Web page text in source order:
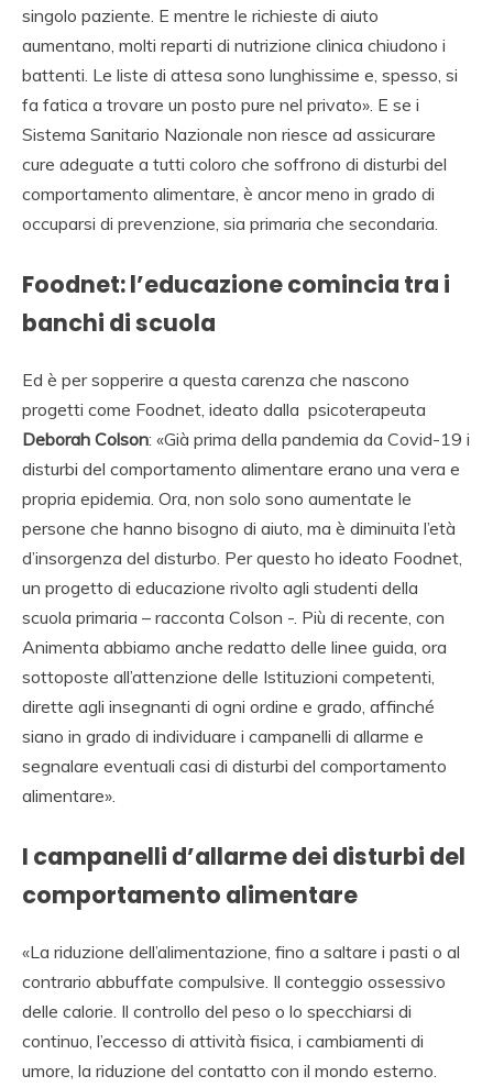
singolo paziente. E mentre le richieste di aiuto
aumentano, molti reparti di nutrizione clinica chiudono i
battenti. Le liste di attesa sono lunghissime e, spesso, si
fa fatica a trovare un posto pure nel privato». E se i
Sistema Sanitario Nazionale non riesce ad assicurare
cure adeguate a tutti coloro che soffrono di disturbi del
comportamento alimentare, è ancor meno in grado di
occuparsi di prevenzione, sia primaria che secondaria.
Foodnet: l’educazione comincia tra i
banchi di scuola
Ed è per sopperire a questa carenza che nascono
progetti come Foodnet, ideato dalla psicoterapeuta
Deborah Colson: «Già prima della pandemia da Covid-19 i
disturbi del comportamento alimentare erano una vera e
propria epidemia. Ora, non solo sono aumentate le
persone che hanno bisogno di aiuto, ma è diminuita l’età
d’insorgenza del disturbo. Per questo ho ideato Foodnet,
un progetto di educazione rivolto agli studenti della
scuola primaria – racconta Colson -. Più di recente, con
Animenta abbiamo anche redatto delle linee guida, ora
sottoposte all’attenzione delle Istituzioni competenti,
dirette agli insegnanti di ogni ordine e grado, affinché
siano in grado di individuare i campanelli di allarme e
segnalare eventuali casi di disturbi del comportamento
alimentare».
I campanelli d’allarme dei disturbi del
comportamento alimentare
«La riduzione dell’alimentazione, fino a saltare i pasti o al
contrario abbuffate compulsive. Il conteggio ossessivo
delle calorie. Il controllo del peso o lo specchiarsi di
continuo, l’eccesso di attività fisica, i cambiamenti di
umore, la riduzione del contatto con il mondo esterno.